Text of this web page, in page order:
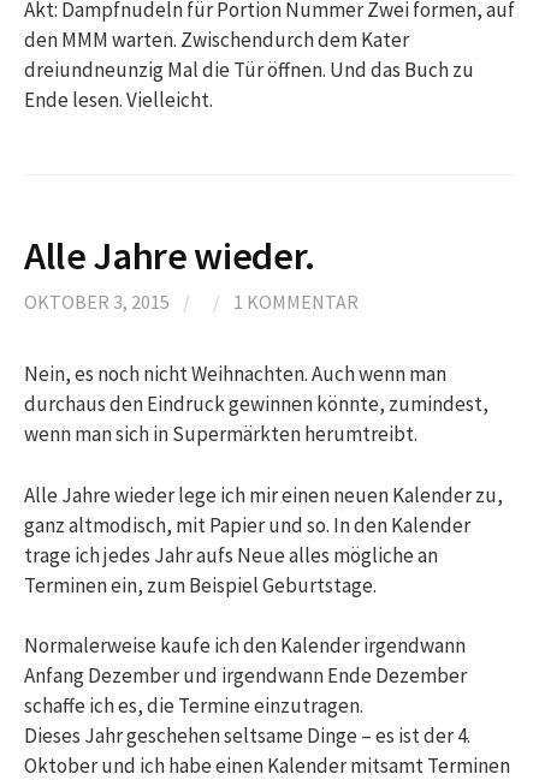
Akt: Dampfnudeln für Portion Nummer Zwei formen, auf
den MMM warten. Zwischendurch dem Kater
dreiundneunzig Mal die Tür öffnen. Und das Buch zu
Ende lesen. Vielleicht.
Alle Jahre wieder.
OKTOBER 3, 2015 / / 1 KOMMENTAR
Nein, es noch nicht Weihnachten. Auch wenn man
durchaus den Eindruck gewinnen könnte, zumindest,
wenn man sich in Supermärkten herumtreibt.
Alle Jahre wieder lege ich mir einen neuen Kalender zu,
ganz altmodisch, mit Papier und so. In den Kalender
trage ich jedes Jahr aufs Neue alles mögliche an
Terminen ein, zum Beispiel Geburtstage.
Normalerweise kaufe ich den Kalender irgendwann
Anfang Dezember und irgendwann Ende Dezember
schaffe ich es, die Termine einzutragen.
Dieses Jahr geschehen seltsame Dinge – es ist der 4.
Oktober und ich habe einen Kalender mitsamt Terminen